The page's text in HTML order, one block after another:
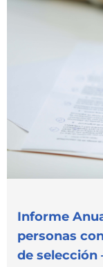
Informe
personas
de selección